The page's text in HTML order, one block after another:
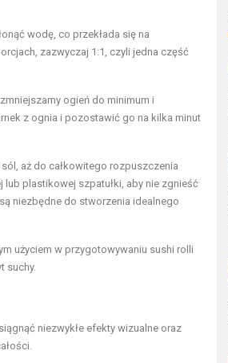
wodę, co przekłada się na
zazwyczaj 1:1, czyli jedna część
ogień do minimum i
z ognia i pozostawić go na kilka minut
aż do całkowitego rozpuszczenia
lub plastikowej szpatułki, aby nie zgnieść
niezbędne do stworzenia idealnego
użyciem w przygotowywaniu sushi rolli
suchy.
niezwykłe efekty wizualne oraz